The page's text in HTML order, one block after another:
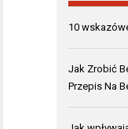
10
Jak Zrobić
Przepis Na